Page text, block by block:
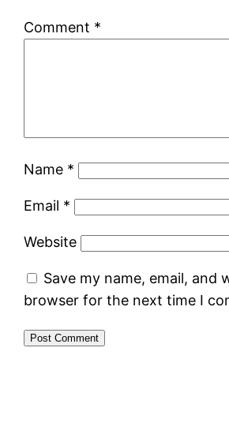
Comment *
Name *
Email *
Website
Save my name, email, and
browser for the next time I